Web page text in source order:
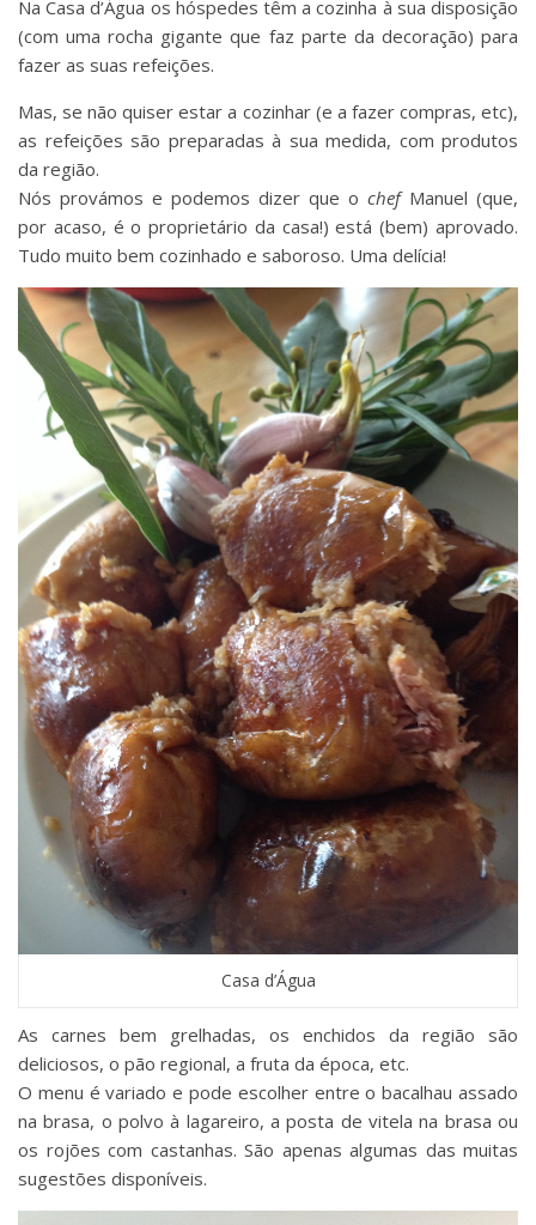
Na Casa d’Água os hóspedes têm a cozinha à sua disposição
(com uma rocha gigante que faz parte da decoração) para
fazer as suas refeições.
Mas, se não quiser estar a cozinhar (e a fazer compras, etc),
as refeições são preparadas à sua medida, com produtos
da região.
Nós provámos e podemos dizer que o chef Manuel (que,
por acaso, é o proprietário da casa!) está (bem) aprovado.
Tudo muito bem cozinhado e saboroso. Uma delícia!
Casa d’Água
As carnes bem grelhadas, os enchidos da região são
deliciosos, o pão regional, a fruta da época, etc.
O menu é variado e pode escolher entre o bacalhau assado
na brasa, o polvo à lagareiro, a posta de vitela na brasa ou
os rojões com castanhas. São apenas algumas das muitas
sugestões disponíveis.